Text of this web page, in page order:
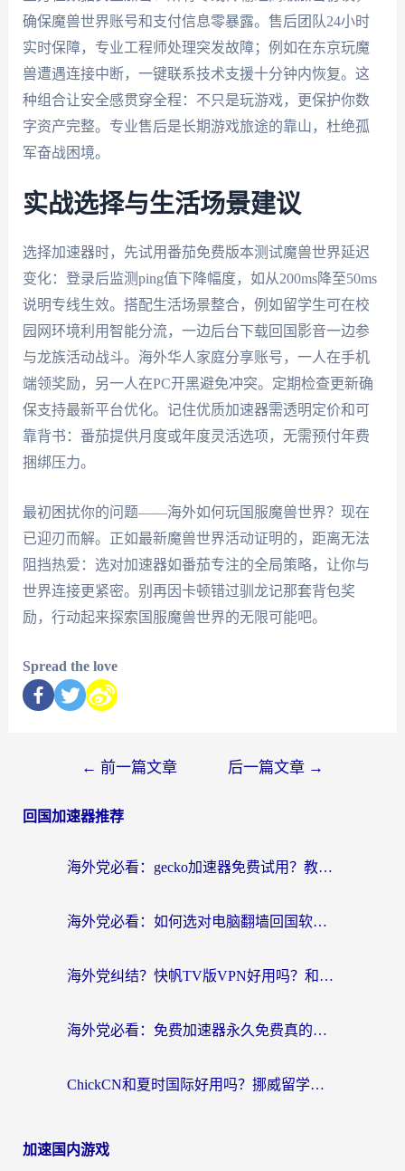
确保魔兽世界账号和支付信息零暴露。售后团队24小时
实时保障，专业工程师处理突发故障；例如在东京玩魔
兽遭遇连接中断，一键联系技术支援十分钟内恢复。这
种组合让安全感贯穿全程：不只是玩游戏，更保护你数
字资产完整。专业售后是长期游戏旅途的靠山，杜绝孤
军奋战困境。
实战选择与生活场景建议
选择加速器时，先试用番茄免费版本测试魔兽世界延迟
变化：登录后监测ping值下降幅度，如从200ms降至50ms
说明专线生效。搭配生活场景整合，例如留学生可在校
园网环境利用智能分流，一边后台下载回国影音一边参
与龙族活动战斗。海外华人家庭分享账号，一人在手机
端领奖励，另一人在PC开黑避免冲突。定期检查更新确
保支持最新平台优化。记住优质加速器需透明定价和可
靠背书：番茄提供月度或年度灵活选项，无需预付年费
捆绑压力。
最初困扰你的问题——海外如何玩国服魔兽世界？现在
已迎刃而解。正如最新魔兽世界活动证明的，距离无法
阻挡热爱：选对加速器如番茄专注的全局策略，让你与
世界连接更紧密。别再因卡顿错过驯龙记那套背包奖
励，行动起来探索国服魔兽世界的无限可能吧。
Spread the love
← 前一篇文章 后一篇文章 →
回国加速器推荐
海外党必看：gecko加速器免费试用？教你选对回国加速器，无缝刷国内剧玩游戏
海外党必看：如何选对电脑翻墙回国软件，轻松解锁国内资源？
海外党纠结？快帆TV版VPN好用吗？和扇贝手游VPN对比哪个回国效果更好？
海外党必看：免费加速器永久免费真的存在吗？教你选对回国加速器无缝刷国内资源
ChickCN和夏时国际好用吗？挪威留学生亲测3款回国加速器，附穿梭和加速喵对比指南
加速国内游戏